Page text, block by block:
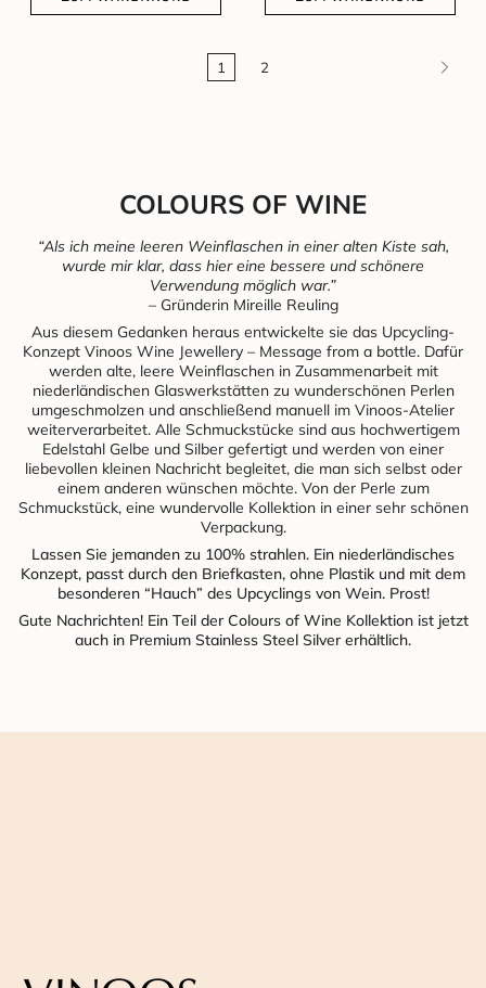
1 2
COLOURS OF WINE
“Als ich meine leeren Weinflaschen in einer alten Kiste sah,
wurde mir klar, dass hier eine bessere und schönere
Verwendung möglich war.”
– Gründerin Mireille Reuling
Aus diesem Gedanken heraus entwickelte sie das Upcycling-
Konzept Vinoos Wine Jewellery – Message from a bottle. Dafür
werden alte, leere Weinflaschen in Zusammenarbeit mit
niederländischen Glaswerkstätten zu wunderschönen Perlen
umgeschmolzen und anschließend manuell im Vinoos-Atelier
weiterverarbeitet. Alle Schmuckstücke sind aus hochwertigem
Edelstahl Gelbe und Silber gefertigt und werden von einer
liebevollen kleinen Nachricht begleitet, die man sich selbst oder
einem anderen wünschen möchte. Von der Perle zum
Schmuckstück, eine wundervolle Kollektion in einer sehr schönen
Verpackung.
Lassen Sie jemanden zu 100% strahlen. Ein niederländisches
Konzept, passt durch den Briefkasten, ohne Plastik und mit dem
besonderen “Hauch” des Upcyclings von Wein. Prost!
Gute Nachrichten! Ein Teil der Colours of Wine Kollektion ist jetzt
auch in Premium Stainless Steel Silver erhältlich.